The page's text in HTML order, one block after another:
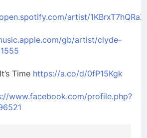
artist/
gb/artist/clyde-
Time https://a.co/d/0fP15Kgk
www.facebook.com/profile.php?